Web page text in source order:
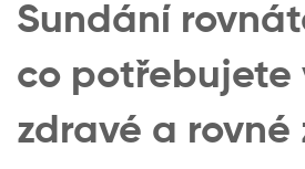
Sundání
co potřebujete
zdravé a rovné